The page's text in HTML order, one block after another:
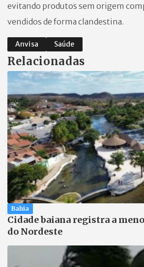
evitando produtos sem origem
vendidos de forma clandestina.
Anvisa Saúde
Relacionadas
Bahia
Cidade baiana registra a
do Nordeste